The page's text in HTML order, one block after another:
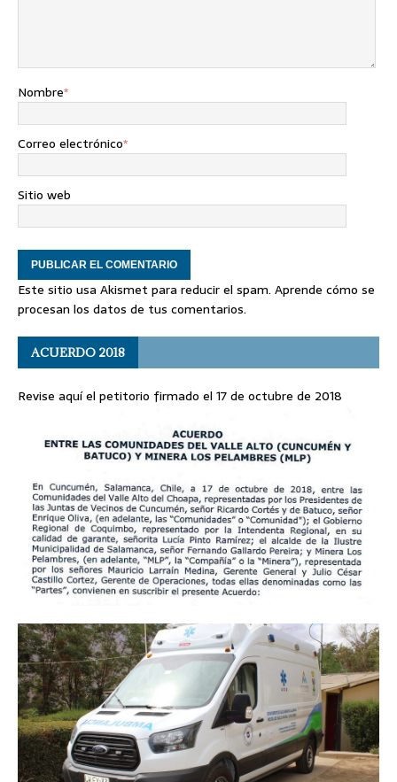
Nombre*
Correo electrónico*
Sitio web
Este sitio usa Akismet para reducir el spam. Aprende cómo se
procesan los datos de tus comentarios.
ACUERDO 2018
Revise aquí el petitorio firmado el 17 de octubre de 2018